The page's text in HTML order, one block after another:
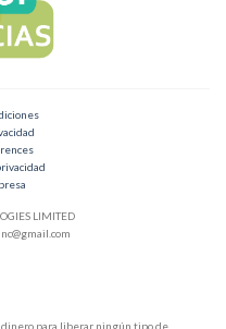
LIMITED
para liberar ningún tipo de